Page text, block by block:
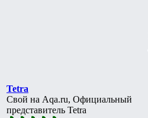
Tetra
Свой на Aqa.ru, Официальный
представитель Tetra